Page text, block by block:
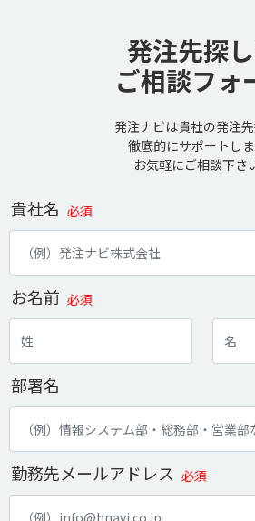
発注先探
ご相談フォ
発注ナビは貴社の発注
徹底的にサポートしま
お気軽にご相談下さ
貴社名 必須
お名前 必須
部署名
勤務先メールアドレス 必須